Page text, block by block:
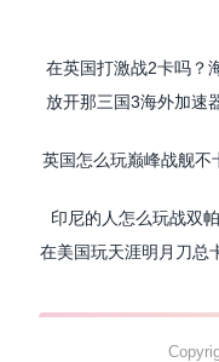
在英国打激战2卡吗？
放开那三国3海外加速
英国怎么玩巅峰战舰不
印尼的人怎么玩战双
在美国玩天涯明月刀总